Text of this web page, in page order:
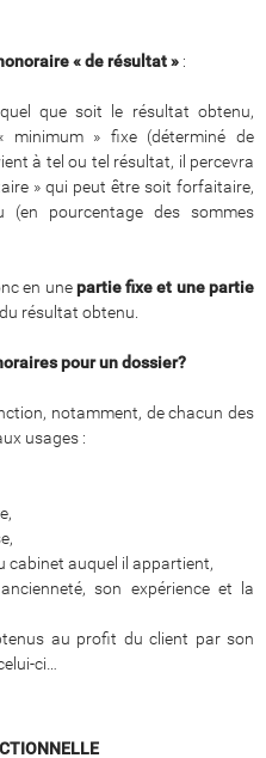
honoraire « de résultat » :
que soit le résultat obtenu,
minimum » fixe (déterminé de
à tel ou tel résultat, il percevra
» qui peut être soit forfaitaire,
pourcentage des sommes
en unepartie fixe et une partie
résultat obtenu.
pour un dossier?
notamment, de chacun des
usages :
cabinet auquel il appartient,
son expérience et la
au profit du client par son
ci…